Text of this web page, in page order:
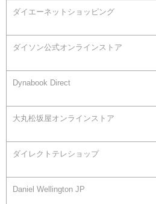
ダイエーネットショッピング
ダイソン公式オンラインストア
Dynabook Direct
大丸松坂屋オンラインストア
ダイレクトテレショップ
Daniel Wellington JP